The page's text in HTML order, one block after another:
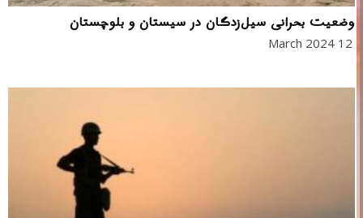
وضعیت بحرانی سیل‌زدگان در سیستان و بلوچستان
12 March 2024